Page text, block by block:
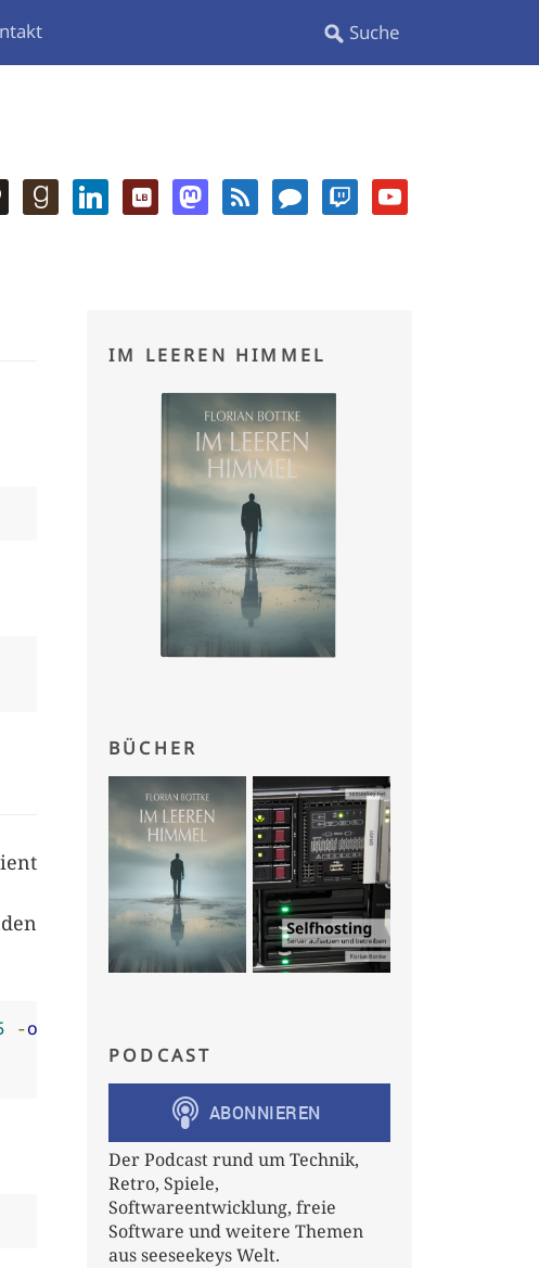
-out
IM LEEREN HIMMEL
BÜCHER
PODCAST
Der Podcast rund um Technik,
Retro, Spiele,
Softwareentwicklung, freie
Software und weitere Themen
aus seeseekeys Welt.